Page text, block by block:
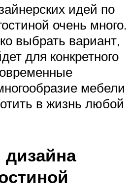
идей по
очень много.
выбрать вариант,
для конкретного
мебели
в жизнь любой